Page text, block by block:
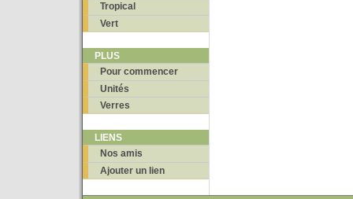
Tropical
Vert
PLUS
Pour commencer
Unités
Verres
LIENS
Nos amis
Ajouter un lien